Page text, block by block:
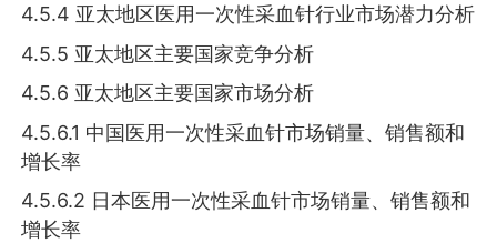
4.5.4 亚太地区医用一次性采血针行业市场潜力分析
4.5.5 亚太地区主要国家竞争分析
4.5.6 亚太地区主要国家市场分析
4.5.6.1 中国医用一次性采血针市场销量、销售额和
增长率
4.5.6.2 日本医用一次性采血针市场销量、销售额和
增长率